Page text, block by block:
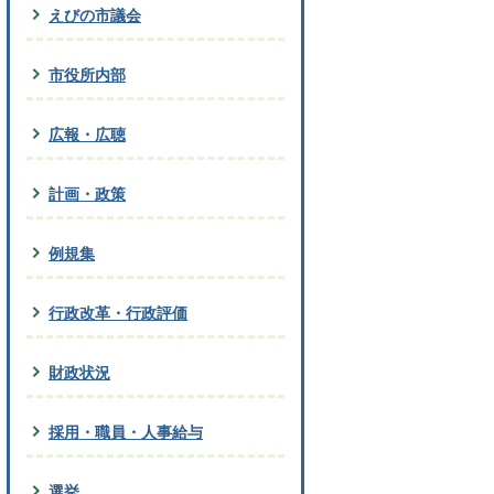
えびの市議会
市役所内部
広報・広聴
計画・政策
例規集
行政改革・行政評価
財政状況
採用・職員・人事給与